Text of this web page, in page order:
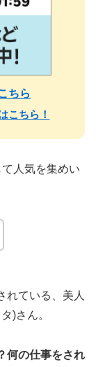
ちら
こちら！
て人気を集めい
れている、美人
)さん。
何の仕事をされ